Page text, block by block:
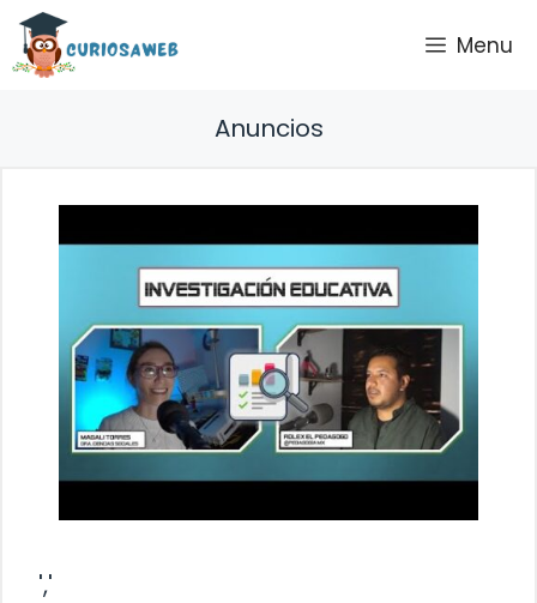
Saltar
contenido
Menu
Anuncios
','